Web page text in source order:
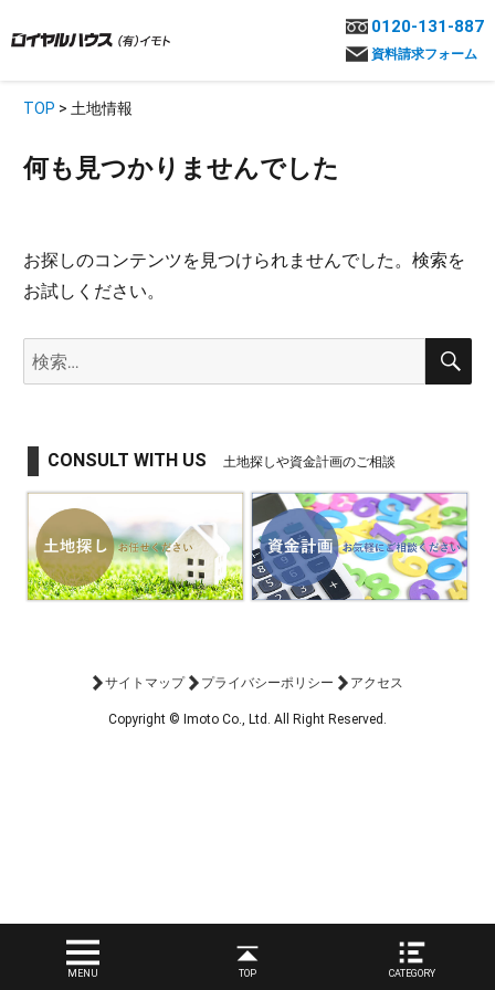
0120-131-887
資料請求フォーム
TOP > 土地情報
何も見つかりませんでした
お探しのコンテンツを見つけられませんでした。検索を
お試しください。
検
索:
検
CONSULT WITH US 土地探しや資金計画のご相談
サイトマップ プライバシーポリシー アクセス
Copyright © Imoto Co., Ltd. All Right Reserved.
MENU TOP CATEGORY